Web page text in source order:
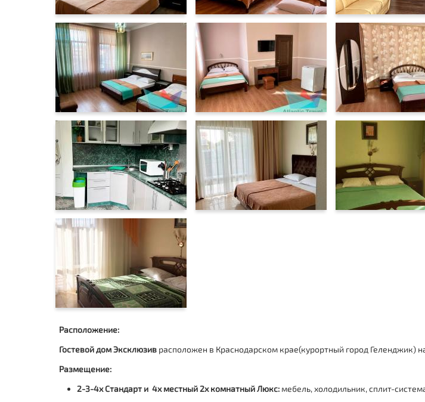
Расположение:
Гостевой дом Эксклюзив расположен в Краснодарском крае(курортный город Геленджик)
Размещение:
2-3-4х Стандарт и 4х местный 2х комнатный Люкс: мебель, холодильник, сплит-